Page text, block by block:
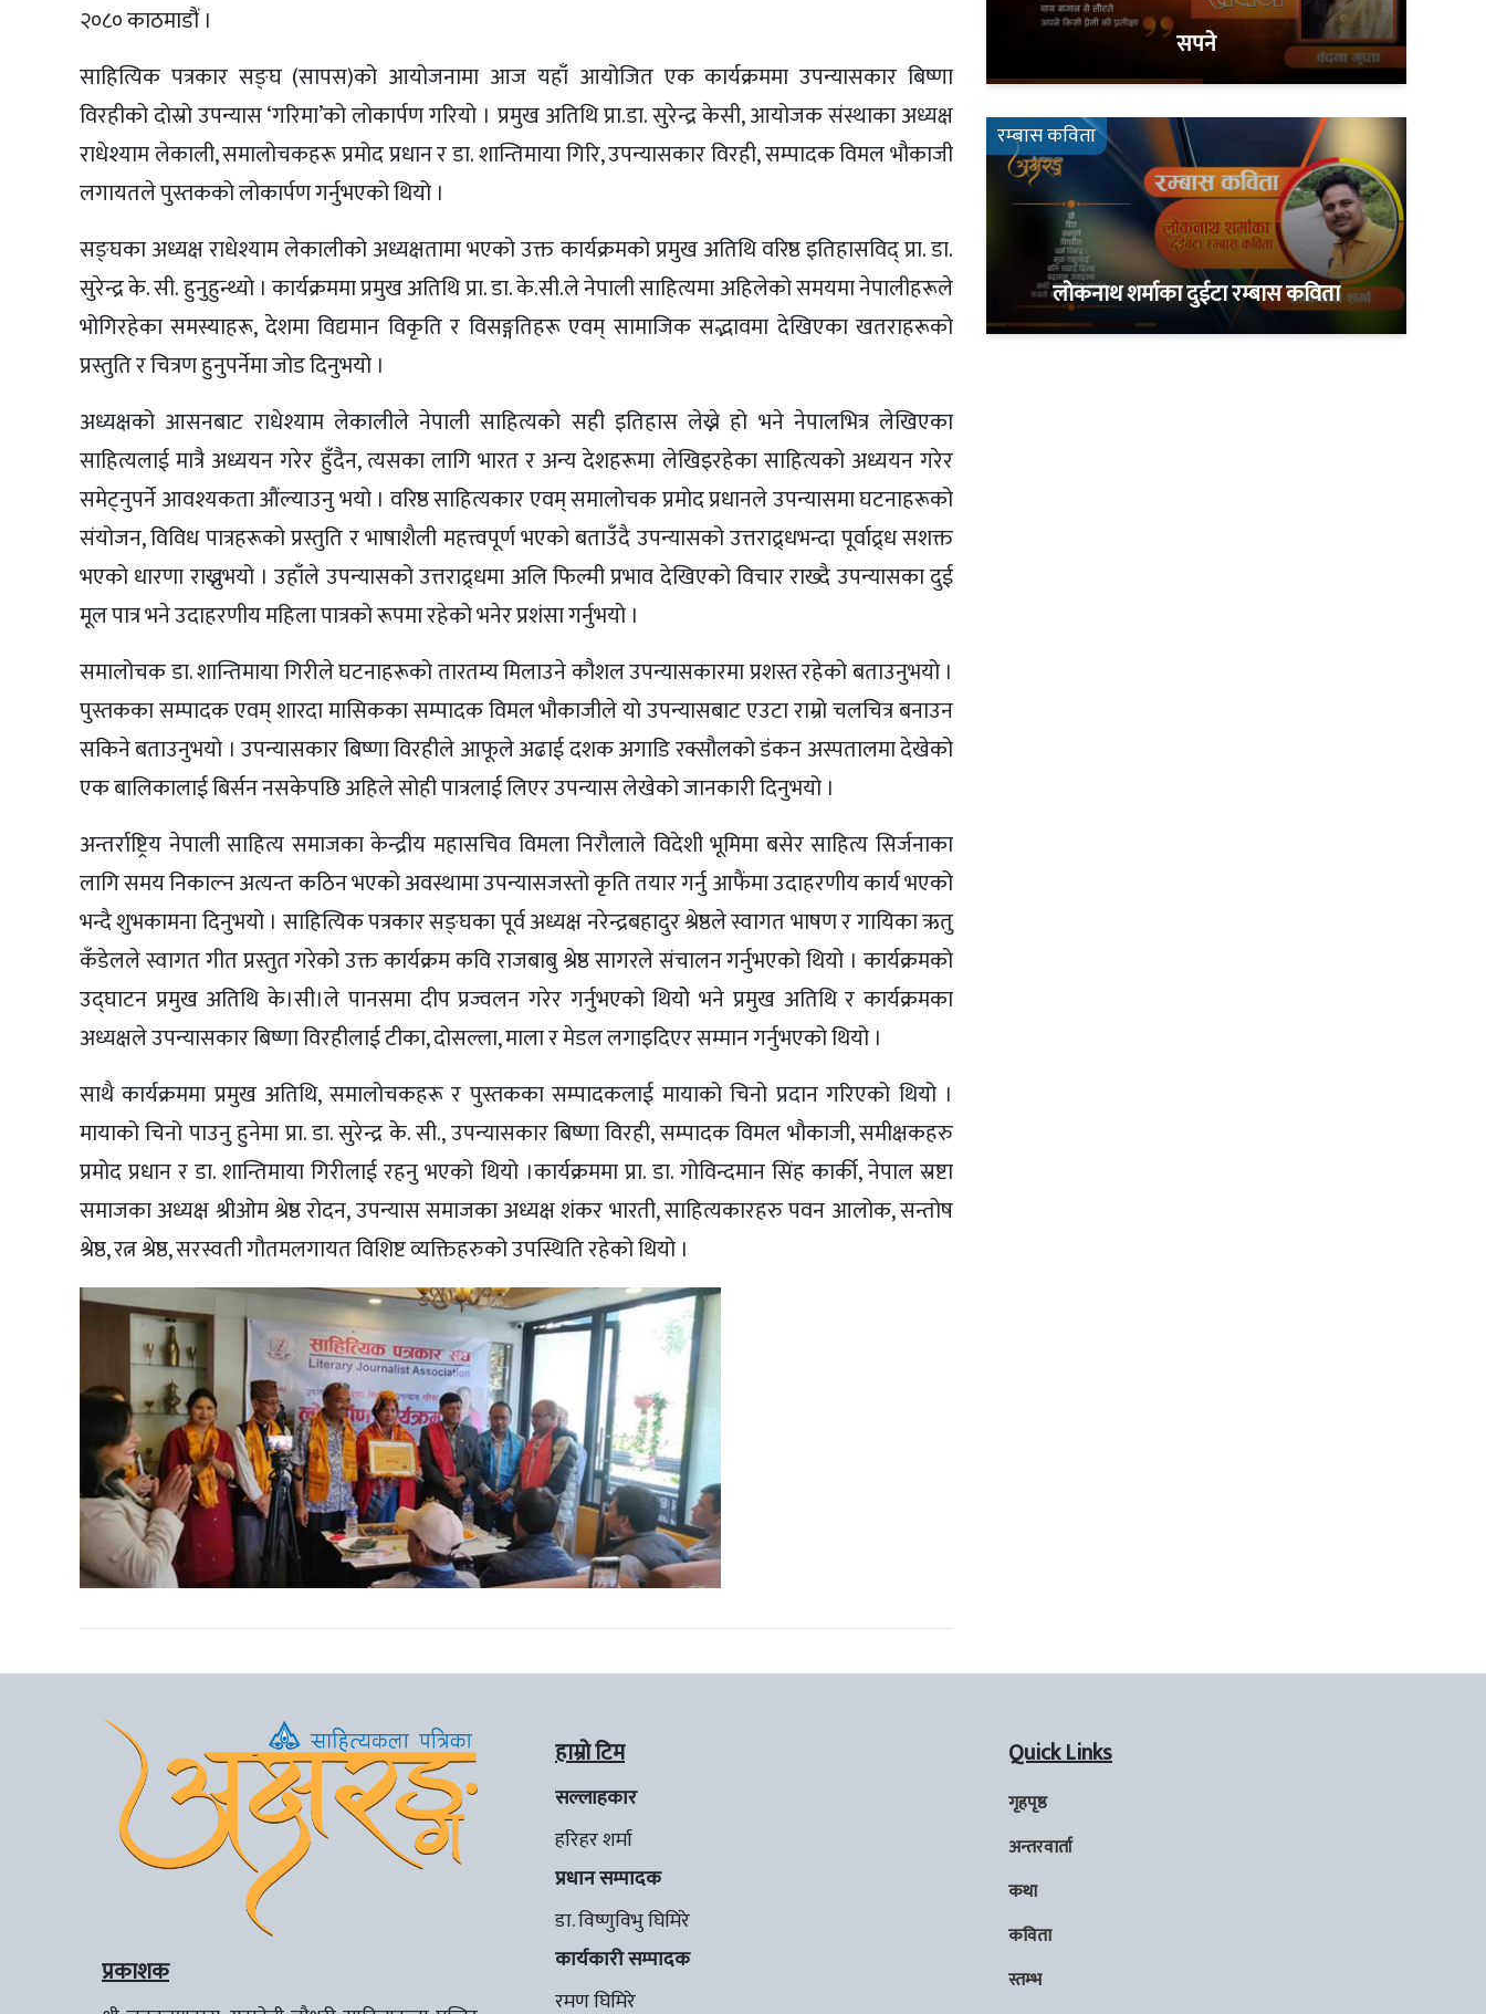
२०८० काठमाडौं ।
साहित्यिक पत्रकार सङ्घ (सापस)को आयोजनामा आज यहाँ आयोजित एक कार्यक्रममा उपन्यासकार बिष्णा
विरहीको दोस्रो उपन्यास ‘गरिमा’को लोकार्पण गरियो । प्रमुख अतिथि प्रा.डा. सुरेन्द्र केसी, आयोजक संस्थाका अध्यक्ष
राधेश्याम लेकाली, समालोचकहरू प्रमोद प्रधान र डा. शान्तिमाया गिरि, उपन्यासकार विरही, सम्पादक विमल भौकाजी
लगायतले पुस्तकको लोकार्पण गर्नुभएको थियो ।
सङ्घका अध्यक्ष राधेश्याम लेकालीको अध्यक्षतामा भएको उक्त कार्यक्रमको प्रमुख अतिथि वरिष्ठ इतिहासविद् प्रा. डा.
सुरेन्द्र के. सी. हुनुहुन्थ्यो । कार्यक्रममा प्रमुख अतिथि प्रा. डा. के.सी.ले नेपाली साहित्यमा अहिलेको समयमा नेपालीहरूले
भोगिरहेका समस्याहरू, देशमा विद्यमान विकृति र विसङ्गतिहरू एवम् सामाजिक सद्भावमा देखिएका खतराहरूको
प्रस्तुति र चित्रण हुनुपर्नेमा जोड दिनुभयो ।
अध्यक्षको आसनबाट राधेश्याम लेकालीले नेपाली साहित्यको सही इतिहास लेख्ने हो भने नेपालभित्र लेखिएका
साहित्यलाई मात्रै अध्ययन गरेर हुँदैन, त्यसका लागि भारत र अन्य देशहरूमा लेखिइरहेका साहित्यको अध्ययन गरेर
समेट्नुपर्ने आवश्यकता औंल्याउनु भयो । वरिष्ठ साहित्यकार एवम् समालोचक प्रमोद प्रधानले उपन्यासमा घटनाहरूको
संयोजन, विविध पात्रहरूको प्रस्तुति र भाषाशैली महत्त्वपूर्ण भएको बताउँदै उपन्यासको उत्तराद्र्धभन्दा पूर्वाद्र्ध सशक्त
भएको धारणा राख्नुभयो । उहाँले उपन्यासको उत्तराद्र्धमा अलि फिल्मी प्रभाव देखिएको विचार राख्दै उपन्यासका दुई
मूल पात्र भने उदाहरणीय महिला पात्रको रूपमा रहेको भनेर प्रशंसा गर्नुभयो ।
समालोचक डा. शान्तिमाया गिरीले घटनाहरूको तारतम्य मिलाउने कौशल उपन्यासकारमा प्रशस्त रहेको बताउनुभयो ।
पुस्तकका सम्पादक एवम् शारदा मासिकका सम्पादक विमल भौकाजीले यो उपन्यासबाट एउटा राम्रो चलचित्र बनाउन
सकिने बताउनुभयो । उपन्यासकार बिष्णा विरहीले आफूले अढाई दशक अगाडि रक्सौलको डंकन अस्पतालमा देखेको
एक बालिकालाई बिर्सन नसकेपछि अहिले सोही पात्रलाई लिएर उपन्यास लेखेको जानकारी दिनुभयो ।
अन्तर्राष्ट्रिय नेपाली साहित्य समाजका केन्द्रीय महासचिव विमला निरौलाले विदेशी भूमिमा बसेर साहित्य सिर्जनाका
लागि समय निकाल्न अत्यन्त कठिन भएको अवस्थामा उपन्यासजस्तो कृति तयार गर्नु आफैंमा उदाहरणीय कार्य भएको
भन्दै शुभकामना दिनुभयो । साहित्यिक पत्रकार सङ्घका पूर्व अध्यक्ष नरेन्द्रबहादुर श्रेष्ठले स्वागत भाषण र गायिका ऋतु
कँडेलले स्वागत गीत प्रस्तुत गरेको उक्त कार्यक्रम कवि राजबाबु श्रेष्ठ सागरले संचालन गर्नुभएको थियो । कार्यक्रमको
उद्घाटन प्रमुख अतिथि के।सी।ले पानसमा दीप प्रज्वलन गरेर गर्नुभएको थियोे भने प्रमुख अतिथि र कार्यक्रमका
अध्यक्षले उपन्यासकार बिष्णा विरहीलाई टीका, दोसल्ला, माला र मेडल लगाइदिएर सम्मान गर्नुभएको थियो ।
साथै कार्यक्रममा प्रमुख अतिथि, समालोचकहरू र पुस्तकका सम्पादकलाई मायाको चिनो प्रदान गरिएको थियो ।
मायाको चिनो पाउनु हुनेमा प्रा. डा. सुरेन्द्र के. सी., उपन्यासकार बिष्णा विरही, सम्पादक विमल भौकाजी, समीक्षकहरु
प्रमोद प्रधान र डा. शान्तिमाया गिरीलाई रहनु भएको थियो ।कार्यक्रममा प्रा. डा. गोविन्दमान सिंह कार्की, नेपाल स्रष्टा
समाजका अध्यक्ष श्रीओम श्रेष्ठ रोदन, उपन्यास समाजका अध्यक्ष शंकर भारती, साहित्यकारहरु पवन आलोक, सन्तोष
श्रेष्ठ, रत्न श्रेष्ठ, सरस्वती गौतमलगायत विशिष्ट व्यक्तिहरुको उपस्थिति रहेको थियो ।
सपने
रम्बास कविता
लोकनाथ शर्माका दुईटा रम्बास कविता
प्रकाशक
हाम्रो टिम
सल्लाहकार
हरिहर शर्मा
प्रधान सम्पादक
डा. विष्णुविभु घिमिरे
कार्यकारी सम्पादक
रमण घिमिरे
Quick Links
गृहपृष्ठ
अन्तरवार्ता
कथा
कविता
स्तम्भ